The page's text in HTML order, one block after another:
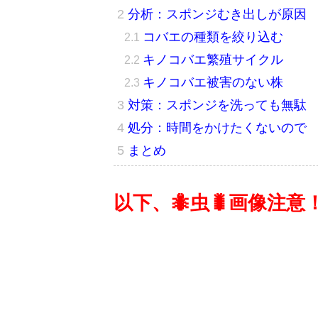
分析：スポンジむき出しが原因
コバエの種類を絞り込む
キノコバエ繁殖サイクル
キノコバエ被害のない株
対策：スポンジを洗っても無駄
処分：時間をかけたくないので
まとめ
以下、🐜虫🐛画像注意